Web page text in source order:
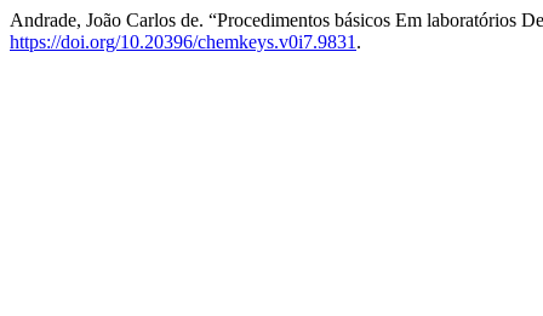
Andrade, João Carlos de. “Procedimentos básicos Em laboratórios
https://doi.org/10.20396/chemkeys.v0i7.9831 .